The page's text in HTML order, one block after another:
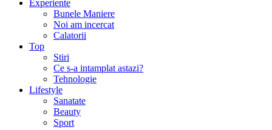
Experiente
Bunele Maniere
Noi am incercat
Calatorii
Top
Stiri
Ce s-a intamplat astazi?
Tehnologie
Lifestyle
Sanatate
Beauty
Sport